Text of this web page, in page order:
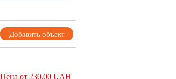
Добавить объект
Цена от 230.00 UAH